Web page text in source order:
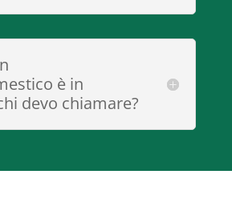
è in
devo chiamare?